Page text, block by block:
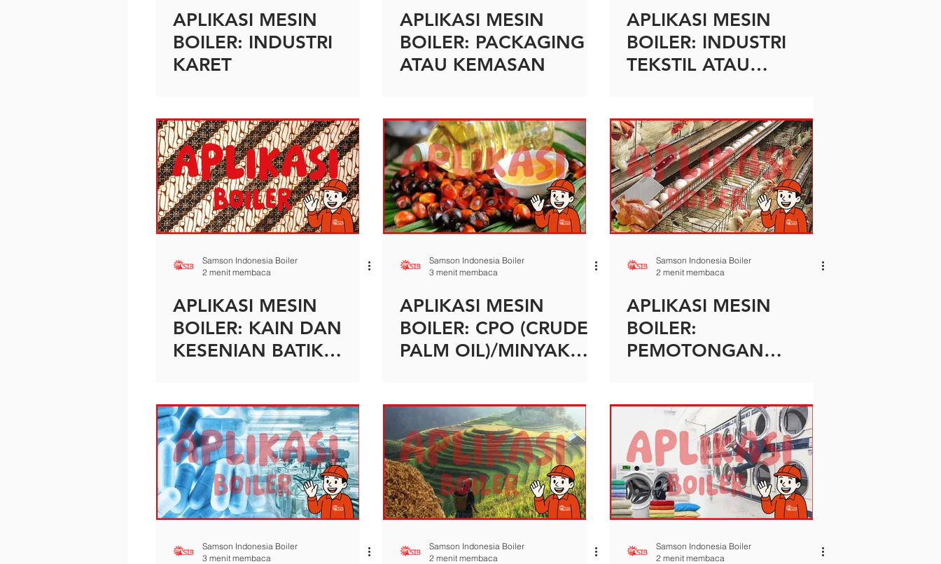
APLIKASI MESIN
BOILER: INDUSTRI
KARET
APLIKASI MESIN
BOILER: PACKAGING
ATAU KEMASAN
APLIKASI MESIN
BOILER: INDUSTRI
TEKSTIL ATAU
Samson Indonesia Boiler
2 menit membaca
APLIKASI MESIN
BOILER: KAIN DAN
KESENIAN BATIK
Samson Indonesia Boiler
3 menit membaca
APLIKASI MESIN
BOILER: CPO (CRUDE
PALM OIL)/MINYAK
Samson Indonesia Boiler
2 menit membaca
APLIKASI MESIN
BOILER:
PEMOTONGAN
Samson Indonesia Boiler
3 menit membaca
Samson Indonesia Boiler
2 menit membaca
Samson Indonesia Boiler
2 menit membaca